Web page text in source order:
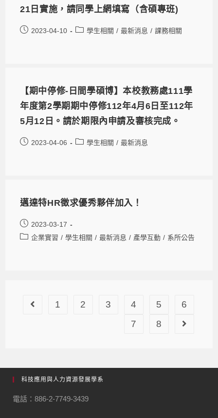
21日實施，請同學上網填寫（含碩專班)
2023-04-10 學生相關 / 最新消息 / 課務相關
【期中停修-日間學碩博】本校教務處111學
年度第2學期期中停修112年4月6日至112年
5月12日。請於期限內申請及審核完成。
2023-04-06 學生相關 / 最新消息
邁達特HR徵求優秀夥伴加入！
2023-03-17
企業實習 / 學生相關 / 最新消息 / 產學互動 / 系所公告
1 2 3 4 5
6
7
8
科技應用與人力資源發展學系
電話：886-2-7749-3439